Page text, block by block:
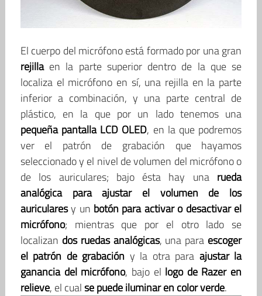
El cuerpo del micrófono está formado por una gran
rejillaen la parte superior dentro de la que se
localiza el micrófono en sí, una rejilla en la parte
inferior a combinación, y una parte central de
plástico, en la que por un lado tenemos una
pequeña pantalla LCD OLED, en la que podremos
ver el patrón de grabación que hayamos
seleccionado y el nivel de volumen del micrófono o
de los auriculares; bajo ésta hay una rueda
analógica para ajustar el volumen de los
auricularesy un botón para activar o desactivar el
micrófono; mientras que por el otro lado se
localizan dos ruedas analógicas, una para escoger
el patrón de grabación y la otra para ajustar la
ganancia del micrófono, bajo el logo de Razer en
relieve, el cualse puede iluminar en color verde.